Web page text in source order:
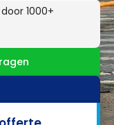
1000+